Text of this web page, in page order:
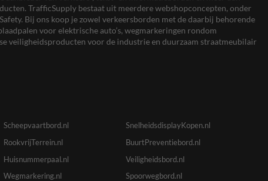
TrafficSupply bestaat uit meerdere webshopconcepten, onder
Bij ons koop je zowel verkeersborden met de daarbij behorende
voor elektrische auto’s, wegmarkeringen rondom
veiligheidsproducten voor de industrie en duurzaam straatmeubilair
Scheepvaartbord.nl
SnelheidsdisplayKopen.nl
RookvrijTerrein.nl
BuurtPreventiebord.nl
Huisnummerpaal.nl
Veiligheidsbord.nl
Wegmarkering.nl Spoorwegbord.nl